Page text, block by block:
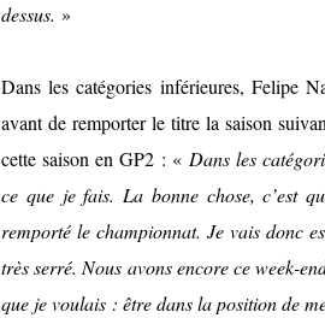
dessus. »
Dans les catégories inférieures, Felipe
avant de remporter le titre la saison
cette saison en GP2 : « Dans les
ce que je fais. La bonne chose, c’est
remporté le championnat. Je vais donc
très serré. Nous avons encore ce week-
que je voulais : être dans la position de